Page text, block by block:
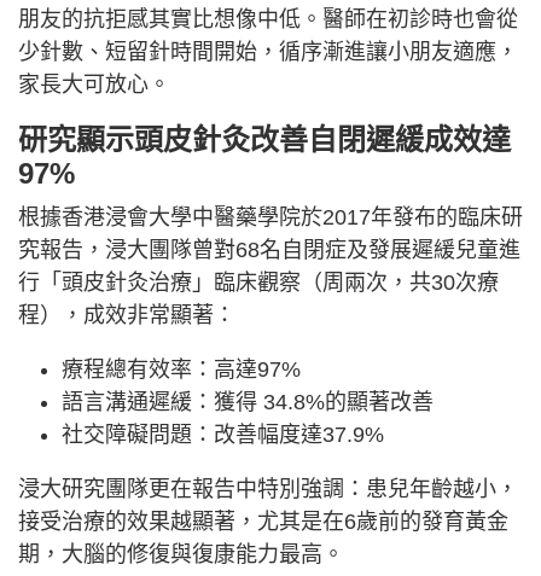
朋友的抗拒感其實比想像中低。醫師在初診時也會從
少針數、短留針時間開始，循序漸進讓小朋友適應，
家長大可放心。
研究顯示頭皮針灸改善自閉遲緩成效達
97%
根據香港浸會大學中醫藥學院於2017年發布的臨床研
究報告，浸大團隊曾對68名自閉症及發展遲緩兒童進
行「頭皮針灸治療」臨床觀察（周兩次，共30次療
程），成效非常顯著：
療程總有效率：高達97%
語言溝通遲緩：獲得 34.8%的顯著改善
社交障礙問題：改善幅度達37.9%
浸大研究團隊更在報告中特別強調：患兒年齡越小，
接受治療的效果越顯著，尤其是在6歲前的發育黃金
期，大腦的修復與復康能力最高。